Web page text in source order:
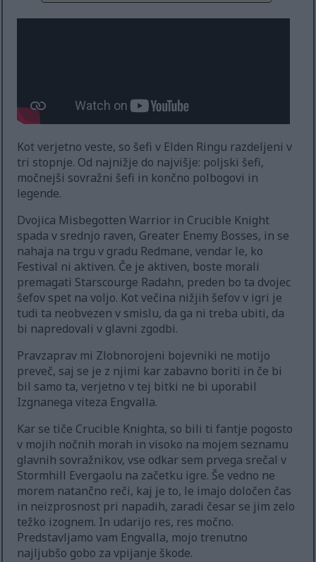
Kot verjetno veste, so šefi v Elden Ringu razdeljeni v
tri stopnje. Od najnižje do najvišje: poljski šefi,
močnejši sovražni šefi in končno polbogovi in
legende.
Dvojica Misbegotten Warrior in Crucible Knight
spada v srednjo raven, Greater Enemy Bosses, in se
nahaja na trgu v gradu Redmane, vendar le, ko
Festival ni aktiven. Če je aktiven, boste morali
premagati Starscourge Radahn, preden bo ta dvojec
šefov spet na voljo. Kot večina nižjih šefov v igri je
tudi ta neobvezen v smislu, da ga ni treba ubiti, da
bi napredovali v glavni zgodbi.
Pravzaprav mi Zlobnorojeni bojevniki ne motijo
preveč, saj se je z njimi kar zabavno boriti in če bi
bil samo ta, verjetno v tej bitki ne bi uporabil
Izgnanega viteza Engvalla.
Kar se tiče Crucible Knighta, so bili ti fantje pogosto
v mojih nočnih morah in visoko na mojem seznamu
glavnih sovražnikov, vse odkar sem prvega srečal v
Stormhill Evergaolu na začetku igre. Še vedno ne
morem natančno reči, kaj je to, le imajo določen čas
in neizprosnost pri napadih, zaradi česar se jim zelo
težko izognem. In udarijo res, res močno.
Predstavljamo vam Engvalla, mojo trenutno
najljubšo gobo za vpijanje škode.